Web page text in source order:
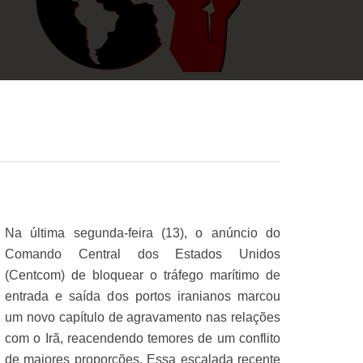
Na última segunda-feira (13), o anúncio do
Comando Central dos Estados Unidos
(Centcom) de bloquear o tráfego marítimo de
entrada e saída dos portos iranianos marcou
um novo capítulo de agravamento nas relações
com o Irã, reacendendo temores de um conflito
de maiores proporções. Essa escalada recente